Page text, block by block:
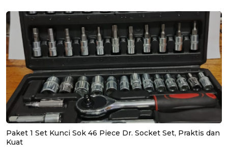
Paket 1 Set Kunci Sok 46 Piece Dr. Socket Set, Praktis dan
Kuat